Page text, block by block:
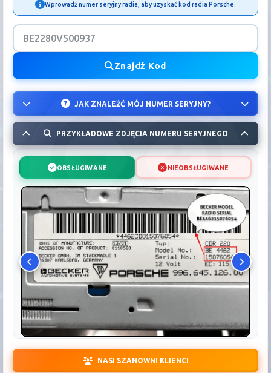
Wprowadź numer seryjny radia, aby uzyskać kod radia Porsche.
Znajdź Kod
JAK ZNALEŹĆ MÓJ NUMER SERYJNY?
PRZYKŁADOWE ZDJĘCIA NUMERU SERYJNEGO
OBSŁUGIWANE NIEOBSŁUGIWANE
NASI SZANOWNI KLIENCI